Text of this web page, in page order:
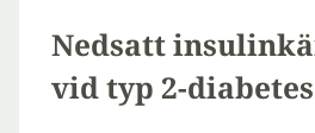
Nedsatt
vid typ 2-diabetes